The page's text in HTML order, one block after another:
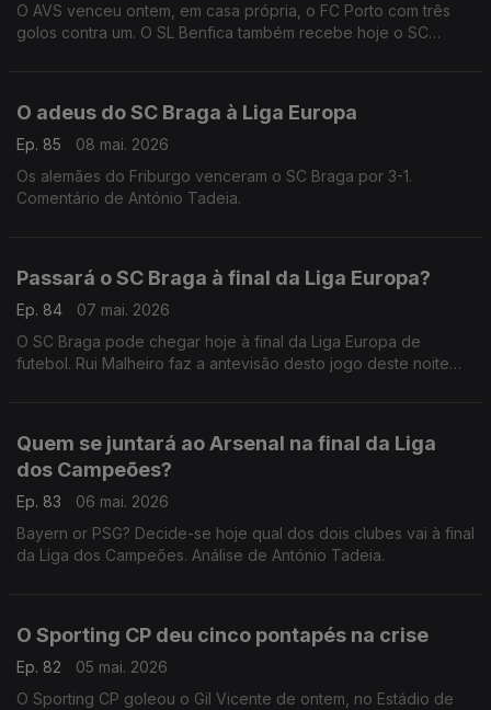
O AVS venceu ontem, em casa própria, o FC Porto com três
golos contra um. O SL Benfica também recebe hoje o SC
O adeus do SC Braga à Liga Europa
Ep. 85
08 mai. 2026
Os alemães do Friburgo venceram o SC Braga por 3-1.
Comentário de António Tadeia.
Passará o SC Braga à final da Liga Europa?
Ep. 84
07 mai. 2026
O SC Braga pode chegar hoje à final da Liga Europa de
futebol. Rui Malheiro faz a antevisão desto jogo deste noite
Quem se juntará ao Arsenal na final da Liga
dos Campeões?
Ep. 83
06 mai. 2026
Bayern or PSG? Decide-se hoje qual dos dois clubes vai à final
da Liga dos Campeões. Análise de António Tadeia.
O Sporting CP deu cinco pontapés na crise
Ep. 82
05 mai. 2026
O Sporting CP goleou o Gil Vicente de ontem, no Estádio de